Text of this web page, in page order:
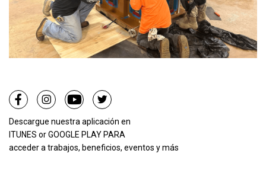
Descargue nuestra aplicación en
ITUNES orGOOGLE PLAY PARA
acceder a trabajos, beneficios, eventos y más